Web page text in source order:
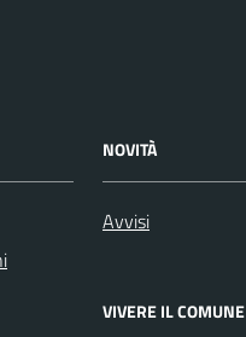
NOVITÀ
Avvisi
VIVERE IL COMUNE